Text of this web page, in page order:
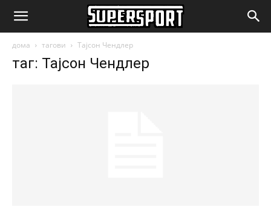
SuperSport.mk
дома тагови Тајсон Чендлер
таг: Тајсон Чендлер